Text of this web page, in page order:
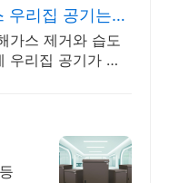
우리집 공기는
가스 제거와 습도
우리집 공기가 다